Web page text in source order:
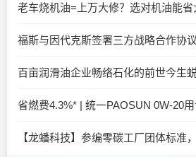
老车烧机油=上万大修？选对机油能省
福斯与因代克斯签署三方战略合作协
百亩润滑油企业畅络石化的前世今生
省燃费4.3%* | 统一PAOSUN 0W-20